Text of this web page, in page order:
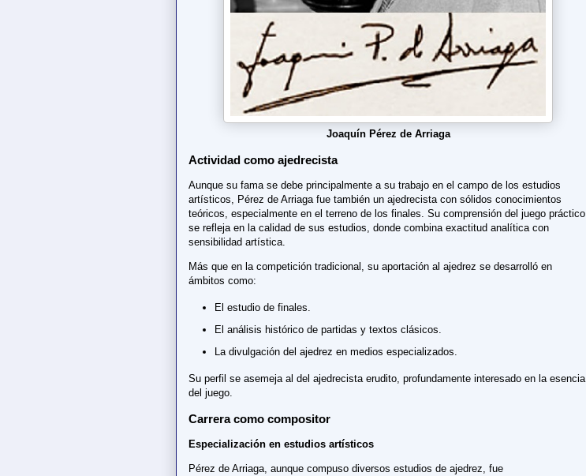
Joaquín Pérez de Arriaga
Actividad como ajedrecista
Aunque su fama se debe principalmente a su trabajo en el campo de los estudios
artísticos, Pérez de Arriaga fue también un ajedrecista con sólidos conocimientos
teóricos, especialmente en el terreno de los finales. Su comprensión del juego práctico
se refleja en la calidad de sus estudios, donde combina exactitud analítica con
sensibilidad artística.
Más que en la competición tradicional, su aportación al ajedrez se desarrolló en
ámbitos como:
El estudio de finales.
El análisis histórico de partidas y textos clásicos.
La divulgación del ajedrez en medios especializados.
Su perfil se asemeja al del ajedrecista erudito, profundamente interesado en la esencia
del juego.
Carrera como compositor
Especialización en estudios artísticos
Pérez de Arriaga, aunque compuso diversos estudios de ajedrez, fue